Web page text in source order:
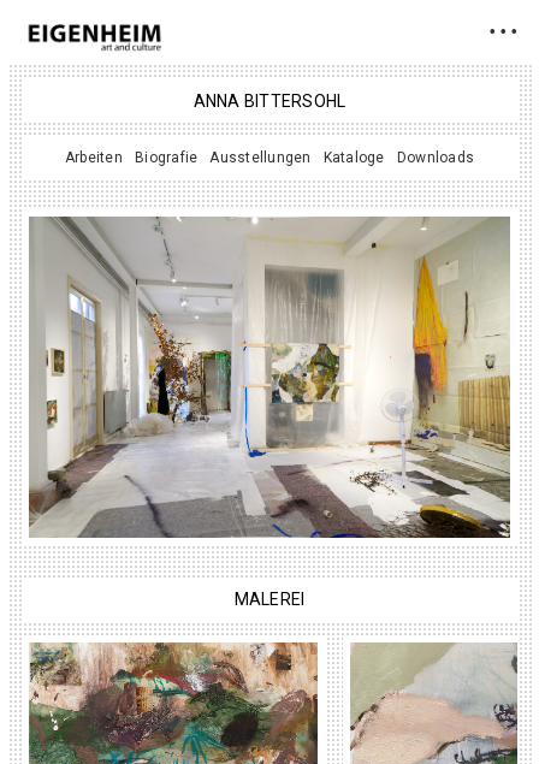
• • •
ANNA BITTERSOHL
Arbeiten Biografie Ausstellungen Kataloge Downloads
MALEREI